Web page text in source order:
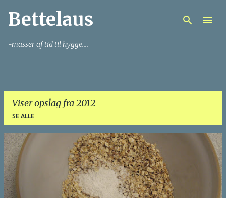
Bettelaus
-masser af tid til hygge....
Viser opslag fra 2012
SE ALLE
O
p
s